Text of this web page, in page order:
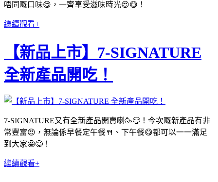
唔同嘅口味😋，一齊享受滋味時光😍😋！
繼續觀看+
【新品上市】7-SIGNATURE
全新產品開吃！
7-SIGNATURE又有全新產品開賣喇🥳😋！今次嘅新產品有非
常豐富😍，無論係早餐定午餐🍴、下午餐😋都可以一一滿足
到大家🤩😋！
繼續觀看+